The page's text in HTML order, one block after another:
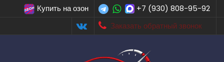
Купить на озон
+7 (930) 808-95-92
Заказать обратный звонок